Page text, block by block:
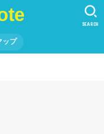
ップ
SEARCH